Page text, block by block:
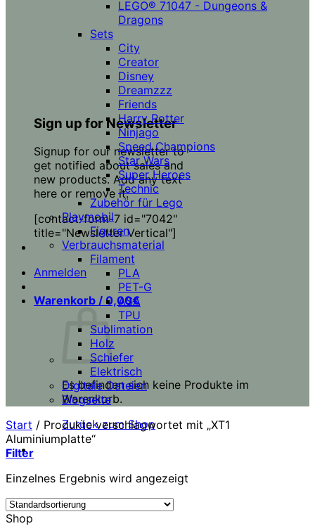
Sign up for Newsletter
Signup for our newsletter to
get notified about sales and
new products. Add any text
here or remove it.
[contact-form-7 id="7042"
title="Newsletter Vertical"]
Anmelden
Warenkorb / 0,00€
Es befinden sich keine Produkte im
Warenkorb.
Zurück zum Shop
LEGO® 71047 - Dungeons &
Dragons
Sets
City
Creator
Disney
Dreamzzz
Friends
Harry Potter
Ninjago
Speed Champions
Star Wars
Super Heroes
Technic
Zubehör für Lego
Playmobil
Figuren
Verbrauchsmaterial
Filament
PLA
PET-G
ASA
TPU
Sublimation
Holz
Schiefer
Elektrisch
Digitale Dateien
Blogseite
Start / Produkte verschlagwortet mit „XT1
Aluminiumplatte“
Filter
Einzelnes Ergebnis wird angezeigt
Shop